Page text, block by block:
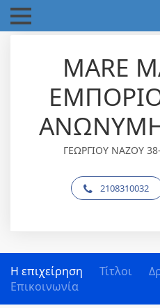
MARE
ΑΝΩΝΥΜΗ
ΓΕΩΡΓΙΟΥ ΝΑΖΟΥ
2108310032
Η επιχείρηση Τίτλοι
Επικοινωνία